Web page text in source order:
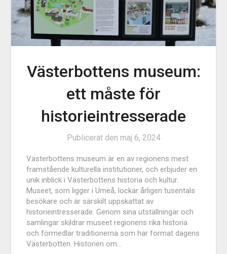
Västerbottens museum:
ett måste för
historieintresserade
Publicerat den maj 6, 2024
Västerbottens museum är en av regionens mest
framstående kulturella institutioner, och erbjuder en
unik inblick i Västerbottens historia och kultur.
Museet, som ligger i Umeå, lockar årligen tusentals
besökare och är särskilt uppskattat av
historieintresserade. Genom sina utställningar och
samlingar skildrar museet regionens rika historia
och förmedlar traditionerna som har format dagens
Västerbotten. Historien om…